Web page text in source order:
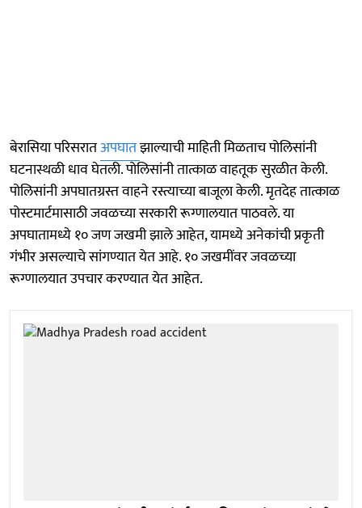
बेरासिया परिसरातअपघातझाल्याची माहिती मिळताच पोलिसांनी
घटनास्थळी धाव घेतली. पोलिसांनी तात्काळ वाहतूक सुरळीत केली.
पोलिसांनी अपघातग्रस्त वाहने रस्त्याच्या बाजूला केली. मृतदेह तात्काळ
पोस्टमार्टमासाठी जवळच्या सरकारी रूग्णालयात पाठवले. या
अपघातामध्ये १० जण जखमी झाले आहेत, यामध्ये अनेकांची प्रकृती
गंभीर असल्याचे सांगण्यात येत आहे. १० जखमींवर जवळच्या
रूग्णालयात उपचार करण्यात येत आहेत.